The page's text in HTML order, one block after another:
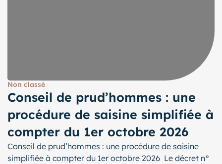
Non classé
Conseil de prud’hommes : une
procédure de saisine simplifiée à
compter du 1er octobre 2026
Conseil de prud’hommes : une procédure de saisine
simplifiée à compter du 1er octobre 2026 Le décret n°